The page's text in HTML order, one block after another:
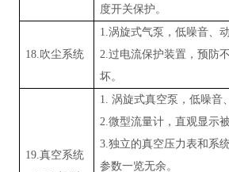
度开关保护。
18.吹尘系统
1.涡旋式气泵，低噪音、
2.过电流保护装置，预防
坏。
19.真空系统
1. 涡旋式真空泵，低噪音
2.微型流量计，直观显示
3.独立的真空压力表和系
参数一览无余。